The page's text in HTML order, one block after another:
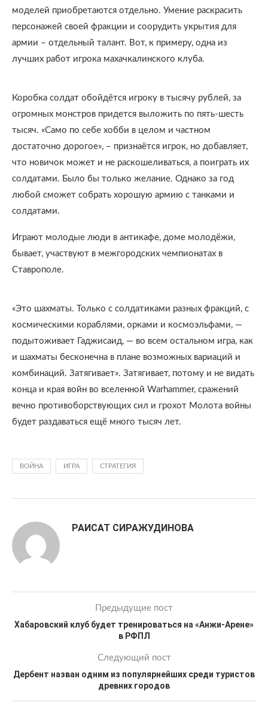
моделей приобретаются отдельно. Умение раскрасить
персонажей своей фракции и соорудить укрытия для
армии – отдельный талант. Вот, к примеру, одна из
лучших работ игрока махачкалинского клуба.
Коробка солдат обойдётся игроку в тысячу рублей, за
огромных монстров придется выложить по пять-шесть
тысяч. «Само по себе хобби в целом и частном
достаточно дорогое», – признаётся игрок, но добавляет,
что новичок может и не раскошеливаться, а поиграть их
солдатами. Было бы только желание. Однако за год
любой сможет собрать хорошую армию с танками и
солдатами.
Играют молодые люди в антикафе, доме молодёжи,
бывает, участвуют в межгородских чемпионатах в
Ставрополе.
«Это шахматы. Только с солдатиками разных фракций, с
космическими кораблями, орками и космоэльфами, —
подытоживает Гаджисаид, — во всем остальном игра, как
и шахматы бесконечна в плане возможных вариаций и
комбинаций. Затягивает». Затягивает, потому и не видать
конца и края войн во вселенной Warhammer, сражений
вечно противоборствующих сил и грохот Молота войны
будет раздаваться ещё много тысяч лет.
ВОЙНА ИГРА СТРАТЕГИЯ
РАИСАТ СИРАЖУДИНОВА
Предыдущие пост
Хабаровский клуб будет тренироваться на «Анжи-Арене»
в РФПЛ
Следующий пост
Дербент назван одним из популярнейших среди туристов
древних городов